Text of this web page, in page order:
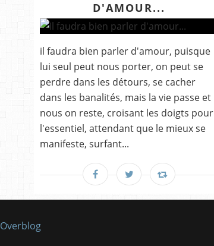
D'AMOUR...
il faudra bien parler d'amour, puisque
lui seul peut nous porter, on peut se
perdre dans les détours, se cacher
dans les banalités, mais la vie passe et
nous on reste, croisant les doigts pour
l'essentiel, attendant que le mieux se
manifeste, surfant...
Overblog